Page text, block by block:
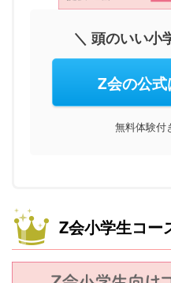
＼ 頭のいい小
Z会の公
無料体験付
Z会小学生コー